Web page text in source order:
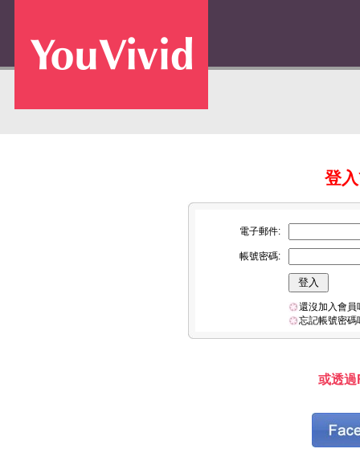
登
電子郵件:
帳號密碼:
還沒加入會
忘記帳號密
或透